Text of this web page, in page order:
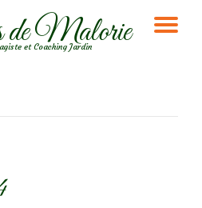
Malorie
et Coaching Jardin